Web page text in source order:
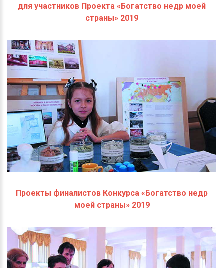
для участников Проекта «Богатство недр моей
страны» 2019
Проекты финалистов Конкурса «Богатство недр
моей страны» 2019